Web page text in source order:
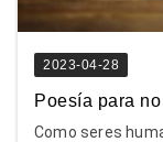
2023-04-28
Poesía para
Como seres